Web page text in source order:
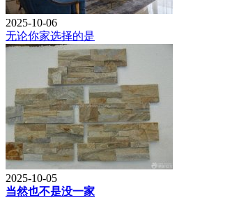
2025-10-06
无论你家选择的是
2025-10-05
当然也不是没一家